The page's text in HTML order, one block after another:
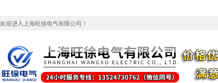
欢迎进入上海旺徐电气有限公司！